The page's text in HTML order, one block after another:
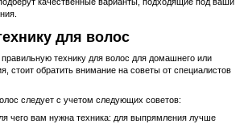
для волос
технику для волос для домашнего или
стоит обратить внимание на советы от специалистов
следует с учетом следующих советов:
чего вам нужна техника: для выпрямления лучше